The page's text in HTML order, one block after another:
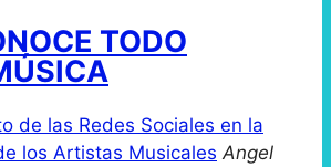
TODO
de las Redes Sociales en la
los Artistas Musicales Angel